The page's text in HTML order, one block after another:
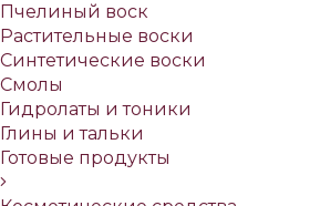
Пчелиный воск
Растительные воски
Синтетические воски
Смолы
Гидролаты и тоники
Глины и тальки
Готовые продукты